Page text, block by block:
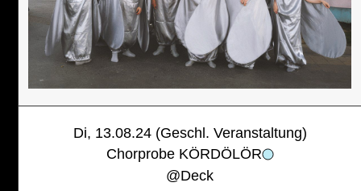
Di, 13.08.24 (Geschl. Veranstaltung)
Chorprobe KÖRDÖLÖR
@Deck